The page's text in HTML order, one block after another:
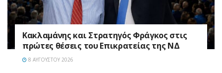
Κακλαμάνης και Στρατηγός Φράγκος στις
πρώτες θέσεις του Επικρατείας της ΝΔ
8 ΑΥΓΟΎΣΤΟΥ 2026